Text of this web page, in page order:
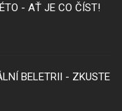
- AŤ JE CO ČÍST!
BELETRII - ZKUSTE